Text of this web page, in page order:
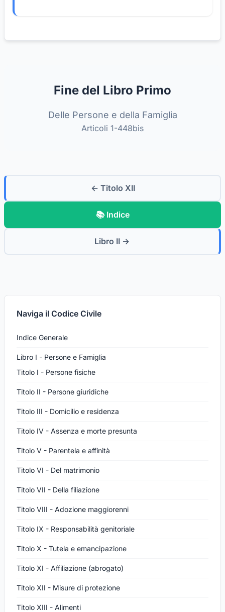
Fine del Libro Primo
Delle Persone e della Famiglia
Articoli 1-448bis
← Titolo XII
📚 Indice
Libro II →
Naviga il Codice Civile
Indice Generale
Libro I - Persone e Famiglia
Titolo I - Persone fisiche
Titolo II - Persone giuridiche
Titolo III - Domicilio e residenza
Titolo IV - Assenza e morte presunta
Titolo V - Parentela e affinità
Titolo VI - Del matrimonio
Titolo VII - Della filiazione
Titolo VIII - Adozione maggiorenni
Titolo IX - Responsabilità genitoriale
Titolo X - Tutela e emancipazione
Titolo XI - Affiliazione (abrogato)
Titolo XII - Misure di protezione
Titolo XIII - Alimenti